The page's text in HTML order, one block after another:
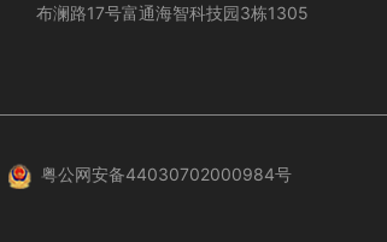
布澜路17号富通海智科技园3栋1305
粤公网安备44030702000984号